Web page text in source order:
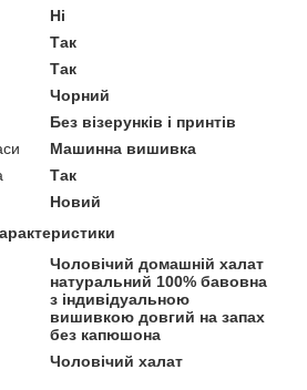
Ні
Так
Так
Чорний
Без візерунків і принтів
Машинна вишивка
Так
Новий
Чоловічий домашній халат
натуральний 100% бавовна
з індивідуальною
вишивкою довгий на запах
без капюшона
Чоловічий халат